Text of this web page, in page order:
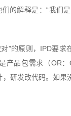
的解释是：“我们
”的原则，IPD要求
产品包需求（OR：
，研发改代码。如果